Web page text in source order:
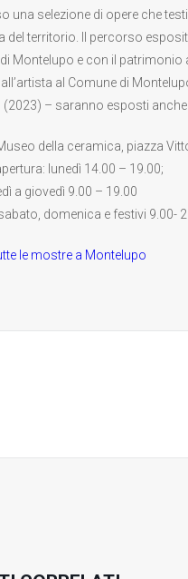
una selezione di opere che
del territorio. Il percorso
Montelupo e con il patrimonio
al Comune di
– saranno esposti
della ceramica, piazza
lunedì 14.00 – 19.00;
a giovedì 9.00 – 19.00
domenica e festivi 9.00-
le mostre a Montelupo